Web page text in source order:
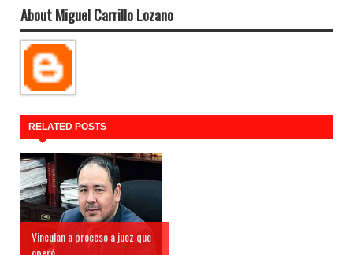
About Miguel Carrillo Lozano
RELATED POSTS
Vinculan a proceso a juez que